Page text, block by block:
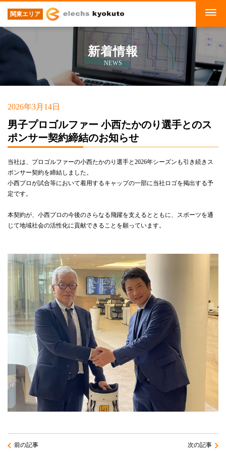
関東エリア
新着情報
NEWS
2026年3月14日
男子プロゴルファー 小西たかのり選手とのス
ポンサー契約締結のお知らせ
当社は、プロゴルファーの小西たかのり選手と2026年シーズンも引き続きス
ポンサー契約を締結しました。
小西プロが試合等において着用するキャップの一部に当社ロゴを掲出する予
定です。
本契約が、小西プロの今後のさらなる飛躍を支えるとともに、スポーツを通
じて地域社会の活性化に貢献できることを願っています。
前の記事 次の記事